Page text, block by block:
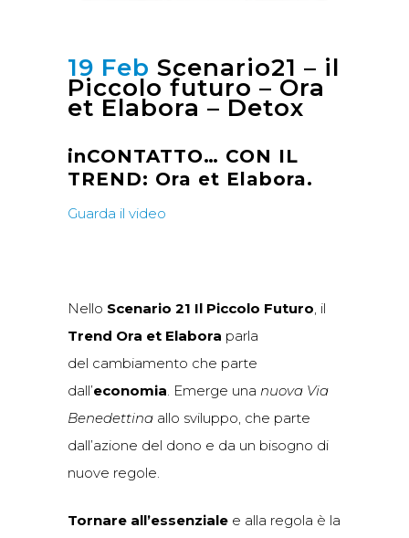
19 Feb Scenario21 – il
Piccolo futuro – Ora
et Elabora – Detox
inCONTATTO… CON IL
TREND: Ora et Elabora.
Guarda il video
Nello Scenario 21 Il Piccolo Futuro, il
Trend Ora et Elabora parla
del cambiamento che parte
dall’economia. Emerge una nuova Via
Benedettina allo sviluppo, che parte
dall’azione del dono e da un bisogno di
nuove regole.
Tornare all’essenziale e alla regola è la